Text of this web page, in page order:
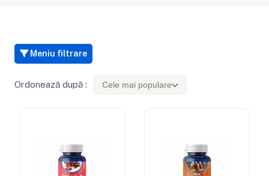
Meniu filtrare
Ordonează după : Cele mai populare